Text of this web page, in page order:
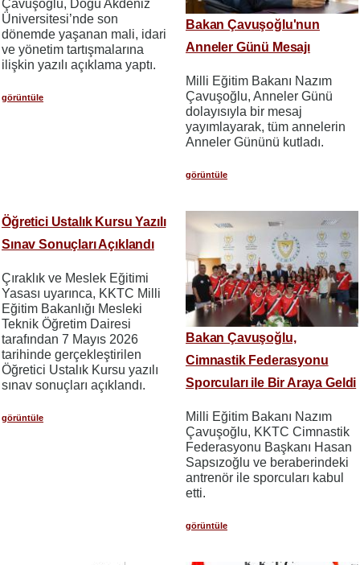
Çavuşoğlu, Doğu Akdeniz
Üniversitesi’nde son
dönemde yaşanan mali, idari
ve yönetim tartışmalarına
ilişkin yazılı açıklama yaptı.
görüntüle
Bakan Çavuşoğlu'nun
Anneler Günü Mesajı
Milli Eğitim Bakanı Nazım
Çavuşoğlu, Anneler Günü
dolayısıyla bir mesaj
yayımlayarak, tüm annelerin
Anneler Gününü kutladı.
görüntüle
Öğretici Ustalık Kursu Yazılı
Sınav Sonuçları Açıklandı
Çıraklık ve Meslek Eğitimi
Yasası uyarınca, KKTC Milli
Eğitim Bakanlığı Mesleki
Teknik Öğretim Dairesi
tarafından 7 Mayıs 2026
tarihinde gerçekleştirilen
Öğretici Ustalık Kursu yazılı
sınav sonuçları açıklandı.
görüntüle
Bakan Çavuşoğlu,
Cimnastik Federasyonu
Sporcuları ile Bir Araya Geldi
Milli Eğitim Bakanı Nazım
Çavuşoğlu, KKTC Cimnastik
Federasyonu Başkanı Hasan
Sapsızoğlu ve beraberindeki
antrenör ile sporcuları kabul
etti.
görüntüle